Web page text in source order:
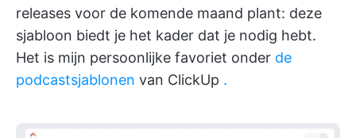
releases voor de komende maand plant: deze
sjabloon biedt je het kader dat je nodig hebt.
Het is mijn persoonlijke favoriet onder de
podcastsjablonen van ClickUp .